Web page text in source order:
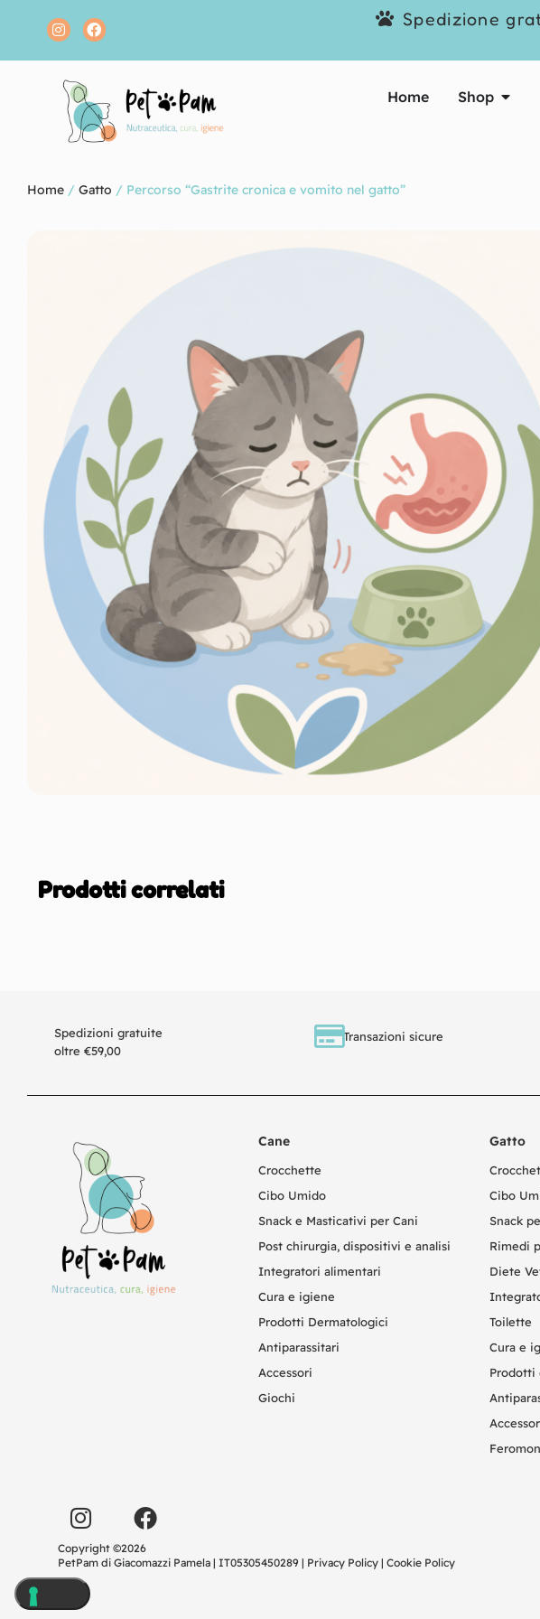
Spedizione
Home Shop
Home / Gatto / Percorso “Gastrite cronica e vomito nel gatto”
Prodotti correlati
Spedizioni gratuite
oltre €59,00
Transazioni sicure
Cane
Crocchette
Cibo Umido
Snack e Masticativi per Cani
Post chirurgia, dispositivi e analisi
Integratori alimentari
Cura e igiene
Prodotti Dermatologici
Antiparassitari
Accessori
Giochi
Gatto
Cibo
Snack
Rimedi
Diete
Toilette
Cura e
Prodotti
Copyright ©2026
PetPam di Giacomazzi Pamela | IT05305450289 | Privacy Policy| Cookie Policy